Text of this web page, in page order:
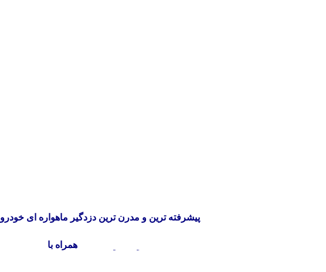
پیشرفته ترین و مدرن ترین دزدگیر ماهواره ای خودرو